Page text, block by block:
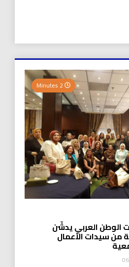
الوطن العربي يدشّن
من سيدات الأعمال